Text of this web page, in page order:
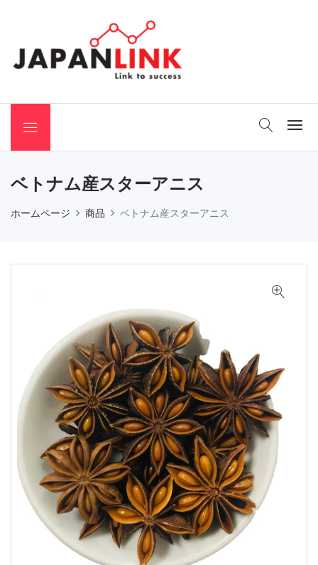
ベトナム産スターアニス
ホームページ 商品 ベトナム産スターアニス